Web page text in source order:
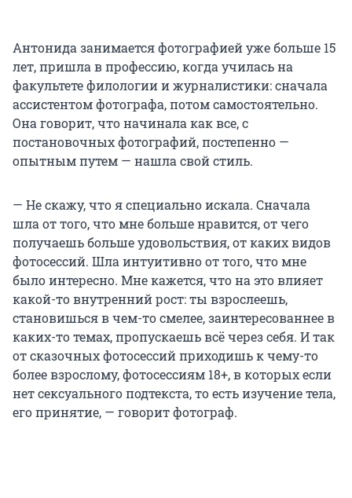
Антонида занимается фотографией уже больше 15
лет, пришла в профессию, когда училась на
факультете филологии и журналистики: сначала
ассистентом фотографа, потом самостоятельно.
Она говорит, что начинала как все, с
постановочных фотографий, постепенно —
опытным путем — нашла свой стиль.
— Не скажу, что я специально искала. Сначала
шла от того, что мне больше нравится, от чего
получаешь больше удовольствия, от каких видов
фотосессий. Шла интуитивно от того, что мне
было интересно. Мне кажется, что на это влияет
какой-то внутренний рост: ты взрослеешь,
становишься в чем-то смелее, заинтересованнее в
каких-то темах, пропускаешь всё через себя. И так
от сказочных фотосессий приходишь к чему-то
более взрослому, фотосессиям 18+, в которых если
нет сексуального подтекста, то есть изучение тела,
его принятие, — говорит фотограф.